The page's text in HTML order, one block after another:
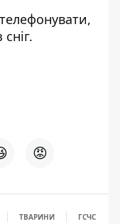
😡
ТВАРИНИ ГСЧС